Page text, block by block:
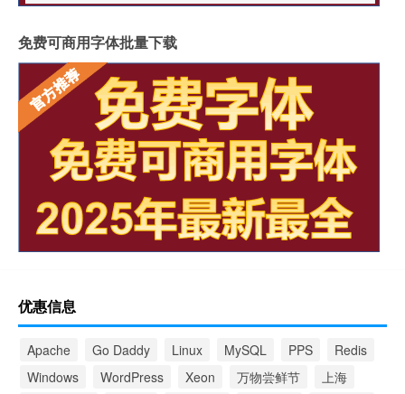
免费可商用字体批量下载
优惠信息
Apache Go Daddy Linux MySQL PPS
Redis
Windows
WordPress Xeon 万物尝鲜节
上海